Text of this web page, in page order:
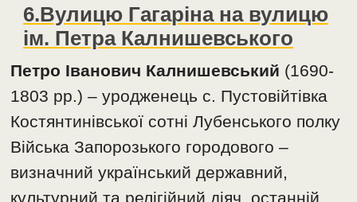
6.Вулицю Гагаріна на вулицю
ім. Петра Калнишевського
Петро Іванович Калнишевський (1690-
1803 рр.) – уродженець с. Пустовійтівка
Костянтинівської сотні Лубенського полку
Війська Запорозького городового –
визначний український державний,
культурний та релігійний діяч, останній